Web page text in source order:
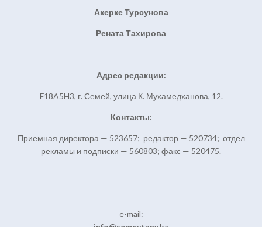
Акерке Турсунова
Рената Тахирова
Адрес редакции:
F18A5H3, г. Семей, улица К. Мухамедханова, 12.
Контакты:
Приемная директора — 523657; редактор — 520734; отдел
рекламы и подписки — 560803; факс — 520475.
e-mail: